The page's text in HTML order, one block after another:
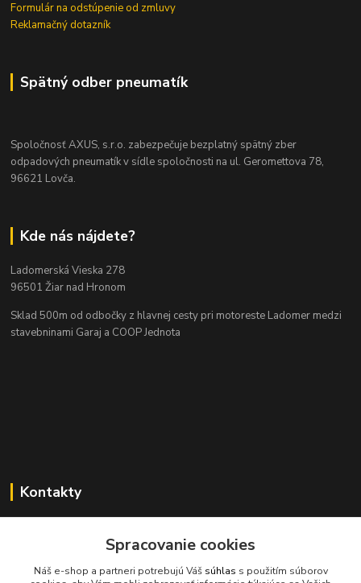
Formulár na odstúpenie od zmluvy
Reklamačný dotazník
Spätný odber pneumatík
Spoločnosť AXUS, s.r.o. zabezpečuje bezplatný spätný zber
odpadových pneumatík v sídle spoločnosti na ul. Geromettova 78,
96621 Lovča.
Kde nás nájdete?
Ladomerská Vieska 278
96501 Žiar nad Hronom
Sklad 500m od odbočky z hlavnej cesty pri motoreste Ladomer medzi
stavebninami Garaj a COOP Jednota
Kontakty
045/671 63 50
Spracovanie cookies
Náš e-shop a partneri potrebujú Váš súhlas s použitím súborov